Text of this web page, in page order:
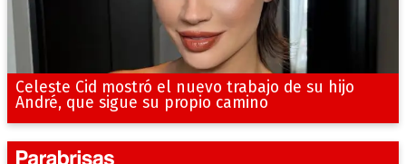
Celeste Cid mostró el nuevo trabajo de su hijo
André, que sigue su propio camino